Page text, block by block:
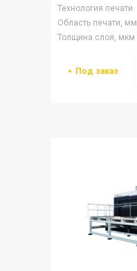
Технология печати
Область печати, мм
Толщина слоя, мкм
Под заказ